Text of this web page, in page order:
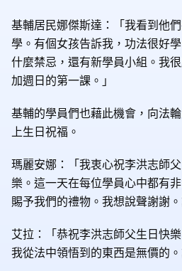
基輔居民娜傑斯達：「我看到他
學。有個女孩告訴我，功法很好
什麼禁忌，還有新學員小組。我
加週日的第一課。」
基輔的學員們也藉此機會，向法
上生日祝福。
瑪麗安娜：「我衷心祝李洪志師
樂。這一天在每位學員心中都有
賜予我們的禮物。我想說聲謝謝。
艾拉：「恭祝李洪志師父生日快
我從法中領悟到的東西是無價的。